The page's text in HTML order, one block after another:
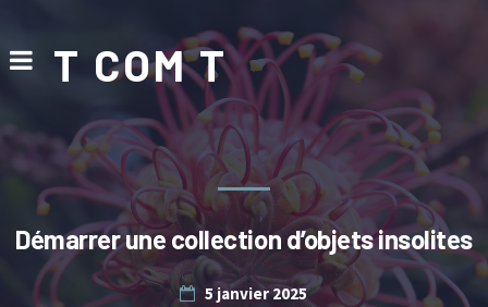
T COM T
Démarrer une collection d’objets insolites
5 janvier 2025